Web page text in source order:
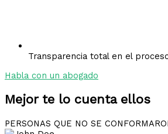
Transparencia total en el
Habla con un abogado
Mejor te lo cuenta ellos
PERSONAS QUE NO SE